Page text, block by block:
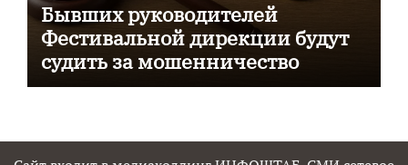
Бывших руководителей
Фестивальной дирекции будут
судить за мошенничество